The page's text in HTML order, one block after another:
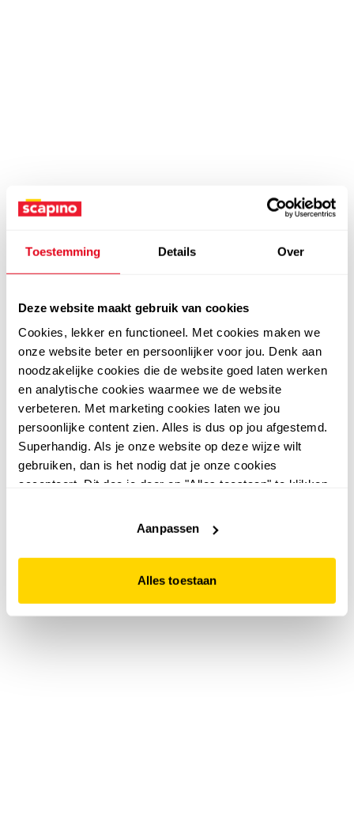
Toestemming Details Over
Deze website maakt gebruik van cookies
Cookies, lekker en functioneel. Met cookies maken we
onze website beter en persoonlijker voor jou. Denk aan
noodzakelijke cookies die de website goed laten werken
en analytische cookies waarmee we de website
verbeteren. Met marketing cookies laten we jou
persoonlijke content zien. Alles is dus op jou afgestemd.
Superhandig. Als je onze website op deze wijze wilt
gebruiken, dan is het nodig dat je onze cookies
accepteert. Dit doe je door op "Alles toestaan" te klikken.
website niet optimaal functioneert.
Aanpassen
Alles toestaan